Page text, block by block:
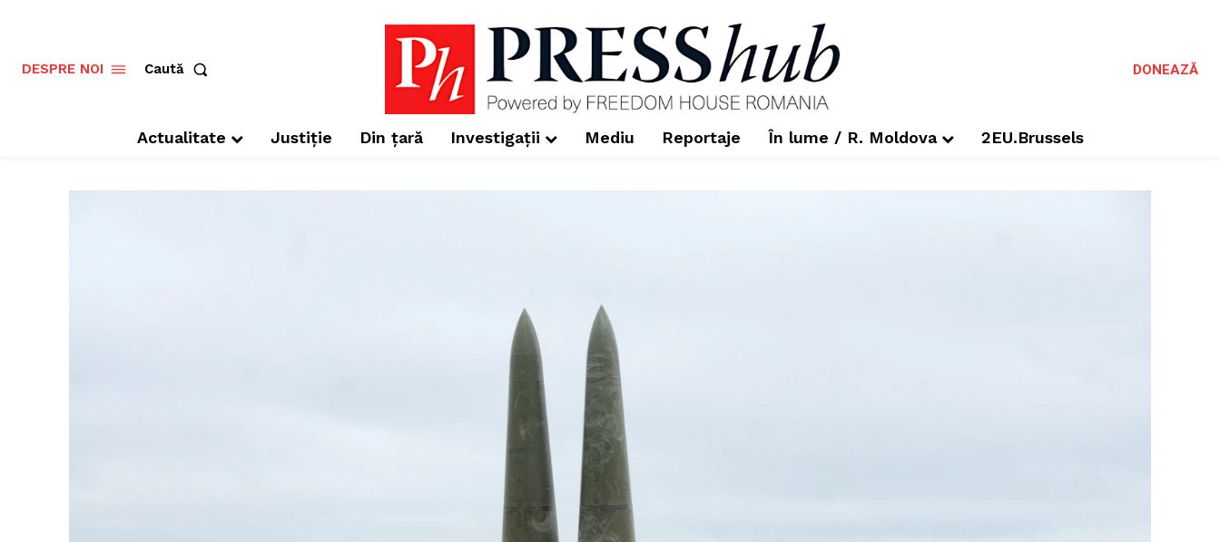
DESPRE NOI Caută DONEAZĂ
Actualitate Justiție Din țară Investigații Mediu Reportaje În lume / R. Moldova 2EU.Brussels